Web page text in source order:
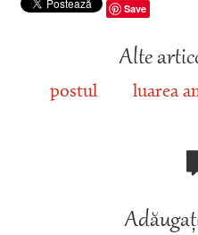
Save
Alte
postul luarea